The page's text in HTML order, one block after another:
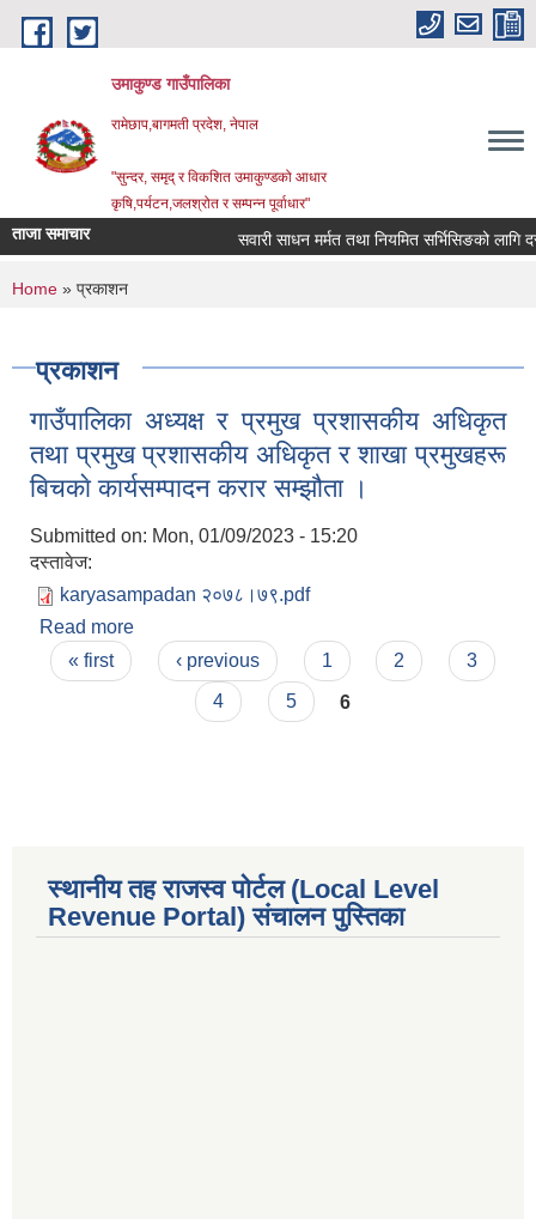
Skip to main content
उमाकुण्ड गाउँपालिका
रामेछाप,बागमती प्रदेश, नेपाल
"सुन्दर, समृद् र विकशित उमाकुण्डको आधार
कृषि,पर्यटन,जलश्रोत र सम्पन्न पूर्वाधार"
ताजा समाचार सवारी साधन मर्मत तथा नियमित सर्भिसिङको लागि दररेट
You are here
Home » प्रकाशन
प्रकाशन
गा‍उँपालिका अध्यक्ष र प्रमुख प्रशासकीय अधिकृत
तथा प्रमुख प्रशासकीय अधिकृत र शाखा प्रमुखहरू
बिचकाे कार्यसम्पादन करार सम्झौता ।
Submitted on: Mon, 01/09/2023 - 15:20
दस्तावेज:
karyasampadan २०७८।७९.pdf
Read more
तथा प्रमुख प्रशासकीय अधिकृत र शाखा प्रमुखहरू बिचकाे
कार्यसम्पादन करार सम्झौता ।
Pages
« first ‹ previous 1 2
3
4
5 6
स्थानीय तह राजस्व पोर्टल (Local Level
Revenue Portal) संचालन पुस्तिका